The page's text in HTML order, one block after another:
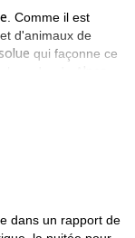
. Comme il est
d'animaux de
qui façonne ce
c'est une
possibilités pour
refuges.
vues
dans un rapport de